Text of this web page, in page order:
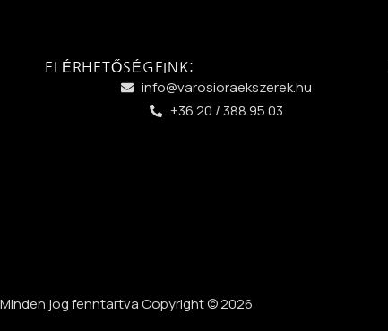
ELÉRHETŐSÉGEINK:
info@varosioraekszerek.hu
+36 20 / 388 95 03
Minden jog fenntartva Copyright © 2026